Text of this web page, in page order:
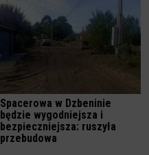
Spacerowa w Dzbeninie
będzie wygodniejsza i
bezpieczniejsza: ruszyła
przebudowa